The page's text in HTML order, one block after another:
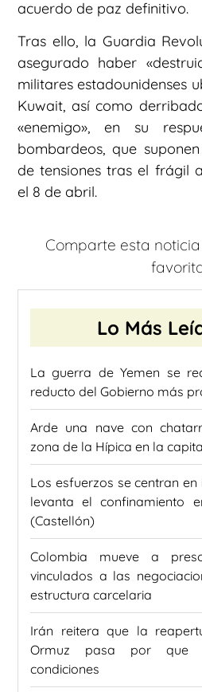
acuerdo de paz definitivo.
Tras ello, la Guardia
asegurado haber
militares estadounidenses
Kuwait, así como
«enemigo», en su
bombardeos, que
de tensiones tras el frágil
el 8 de abril.
Comparte esta
Lo Más
La guerra de Yemen se
reducto del Gobierno más
Arde una nave con
zona de la Hípica en la
Los esfuerzos se centran
levanta el confinamiento
(Castellón)
Colombia mueve a
vinculados a las
estructura carcelaria
Irán reitera que la
Ormuz pasa por que
condiciones